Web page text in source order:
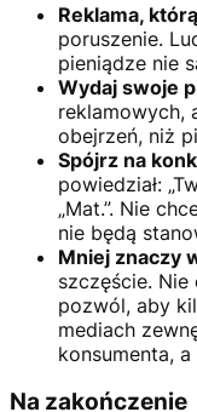
Reklama,
poruszenie.
pieniądze nie
Wydaj swoje
reklamowych,
obejrzeń, niż
Spójrz na
powiedział:
„Mat.”. Nie
nie będą
Mniej znaczy
szczęście.
pozwól, aby
mediach
konsumenta,
Na zakończenie